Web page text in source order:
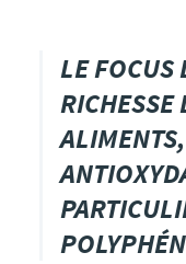
LE FOCUS
RICHESSE